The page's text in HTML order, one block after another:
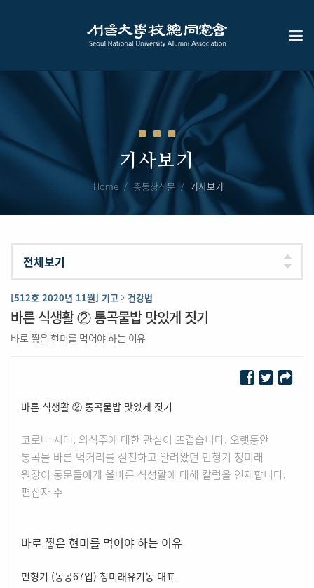
기사보기
Home 총동창신문 기사보기
[512호 2020년 11월] 기고 건강법
바른 식생활 ② 통곡물밥 맛있게 짓기
바로 찧은 현미를 먹어야 하는 이유
바른 식생활 ② 통곡물밥 맛있게 짓기
코로나 시대, 의식주에 대한 관심이 뜨겁습니다. 오랫동안
통곡물 바른 먹거리를 실천하고 알려왔던 민형기 청미래
원장이 동문들에게 올바른 식생활에 대해 칼럼을 연재합니다.
편집자 주
바로 찧은 현미를 먹어야 하는 이유
민형기 (농공67입) 청미래유기농 대표